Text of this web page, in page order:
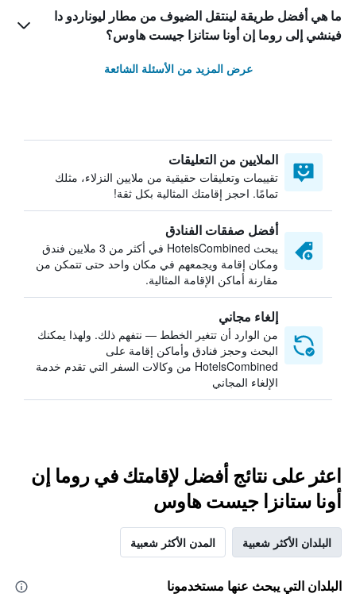
ما هي أفضل طريقة لينتقل الضيوف من مطار ليوناردو دا
فينشي إلى روما إن أونا ستانزا جيست هاوس؟
عرض المزيد من الأسئلة الشائعة
الملايين من التعليقات
تقييمات وتعليقات حقيقية من ملايين النزلاء، مثلك
تمامًا. احجز إقامتك المثالية بكل ثقة!
أفضل صفقات الفنادق
يبحث HotelsCombined في أكثر من 3 ملايين فندق
ومكان إقامة ويجمعهم في مكان واحد حتى تتمكن من
مقارنة أماكن الإقامة المثالية.
إلغاء مجاني
من الوارد أن تتغير الخطط — نتفهم ذلك. ولهذا يمكنك
البحث وحجز فنادق وأماكن إقامة على
HotelsCombined من وكالات السفر التي تقدم خدمة
الإلغاء المجاني
اعثر على نتائج أفضل لإقامتك في روما إن
أونا ستانزا جيست هاوس
البلدان الأكثر شعبية المدن الأكثر شعبية
البلدان التي يبحث عنها مستخدمونا